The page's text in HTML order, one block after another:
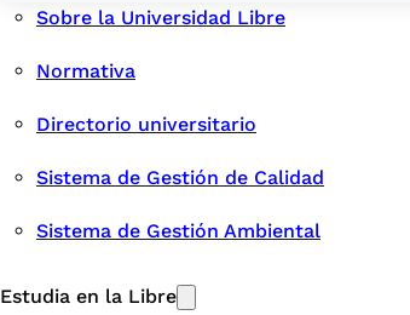
Sobre la Universidad Libre
Normativa
Directorio universitario
Sistema de Gestión de Calidad
Sistema de Gestión Ambiental
Estudia en la Libre